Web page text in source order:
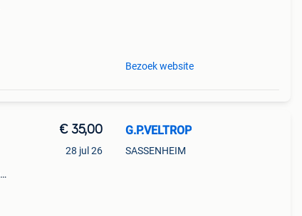
Bezoek website
€ 35,00
28 jul 26
G.P.VELTROP
SASSENHEIM